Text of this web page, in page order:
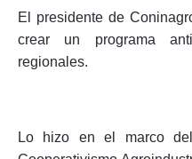
Maquinaria agrícola
Agenda
Regionales
Agronegocios
El presidente de
crear un programa
regionales.
Lo hizo en el marco